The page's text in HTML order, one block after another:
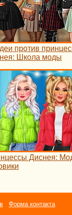
против
Школа моды
Диснея:
Форма контакта